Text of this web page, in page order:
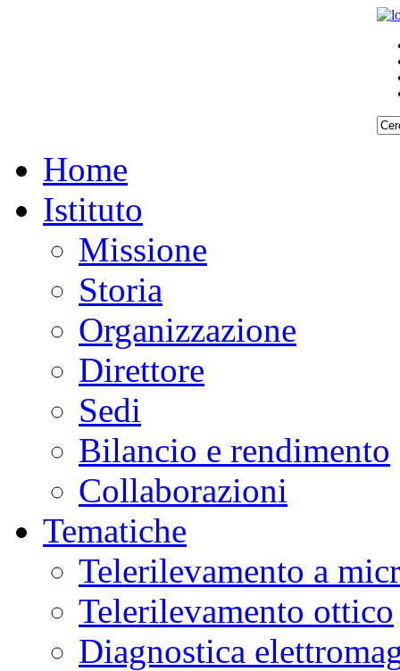
Home
Istituto
Missione
Storia
Organizzazione
Direttore
Sedi
Bilancio e rendimento
Collaborazioni
Tematiche
Telerilevamento a
Telerilevamento ottico
Diagnostica